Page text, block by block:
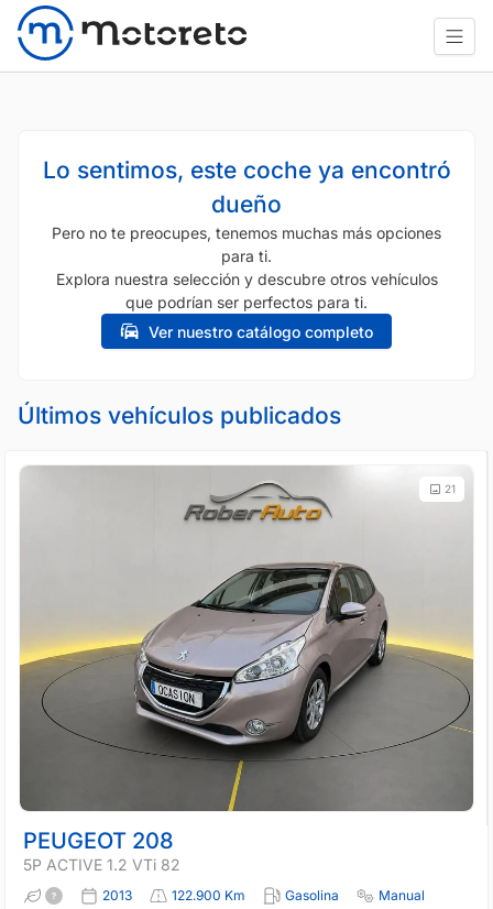
Lo sentimos, este coche ya encontró
dueño
Pero no te preocupes, tenemos muchas más opciones
para ti.
Explora nuestra selección y descubre otros vehículos
que podrían ser perfectos para ti.
Ver nuestro catálogo completo
Últimos vehículos publicados
21
PEUGEOT 208
5P ACTIVE 1.2 VTi 82
2013 122.900 Km Gasolina
Manual